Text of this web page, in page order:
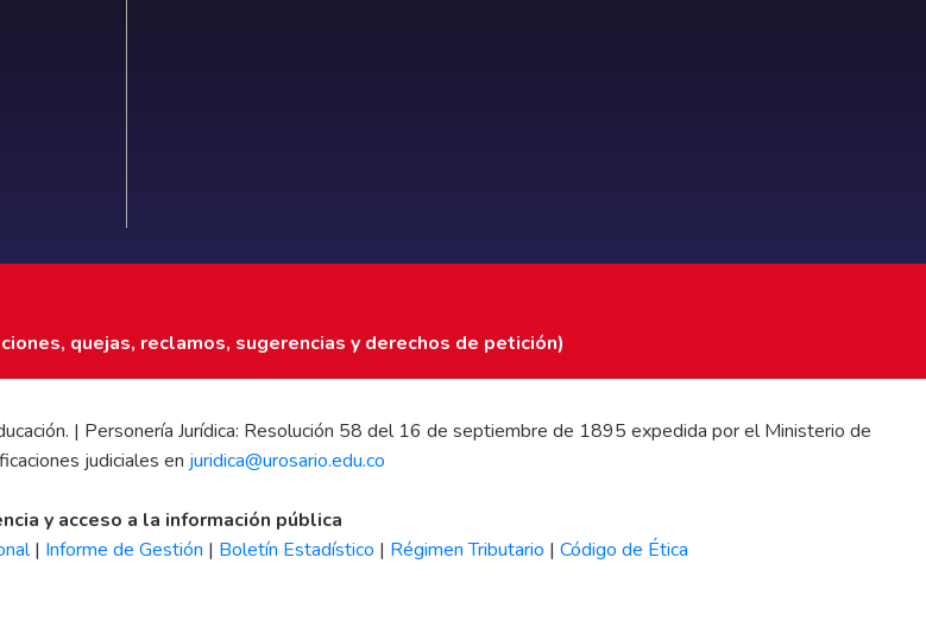
quejas, reclamos, sugerencias y derechos de petición)
| Personería Jurídica: Resolución 58 del 16 de septiembre de 1895 expedida por el Ministerio de
judiciales en juridica@urosario.edu.co
y acceso a la información pública
| Informe de Gestión | Boletín Estadístico | Régimen Tributario | Código de Ética